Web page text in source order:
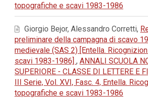
topografiche e scavi 1983-1986
Giorgio Bejor, Alessandro Corretti,
preliminare della campagna di scavo
medievale (SAS 2) [Entella.
scavi 1983-1986] , ANNALI SCUOLA
SUPERIORE - CLASSE DI LETTERE E
III Serie, Vol. XVI, Fasc. 4, Entella.
topografiche e scavi 1983-1986